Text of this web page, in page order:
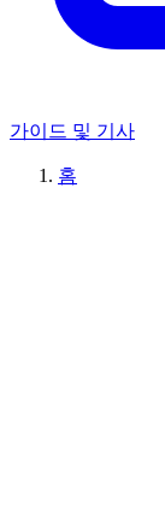
가이드 및 기사
홈